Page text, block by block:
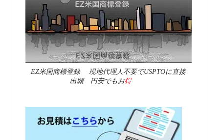
EZ米国商標登録 現地代理人不要でUSPTOに直接
出願 円安でもお得